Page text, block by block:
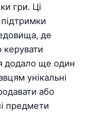
гри. Ці
де
керувати
додало ще один
унікальні
або
предмети